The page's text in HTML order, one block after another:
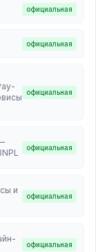
официальная
официальная
официальная
официальная
и
официальная
официальная